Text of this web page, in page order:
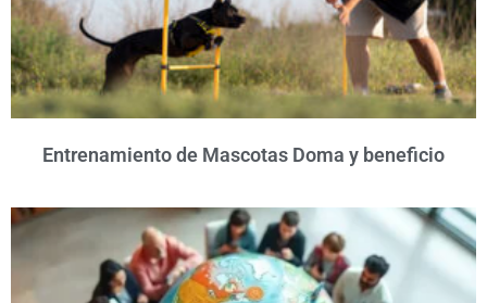
Entrenamiento de Mascotas Doma y beneficio